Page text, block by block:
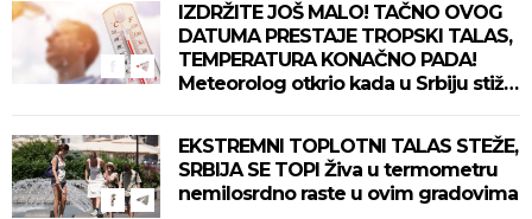
IZDRŽITE JOŠ MALO! TAČNO OVOG
DATUMA PRESTAJE TROPSKI TALAS,
TEMPERATURA KONAČNO PADA!
Meteorolog otkrio kada u Srbiju stiže
EKSTREMNI TOPLOTNI TALAS STEŽE,
SRBIJA SE TOPI Živa u termometru
nemilosrdno raste u ovim gradovima